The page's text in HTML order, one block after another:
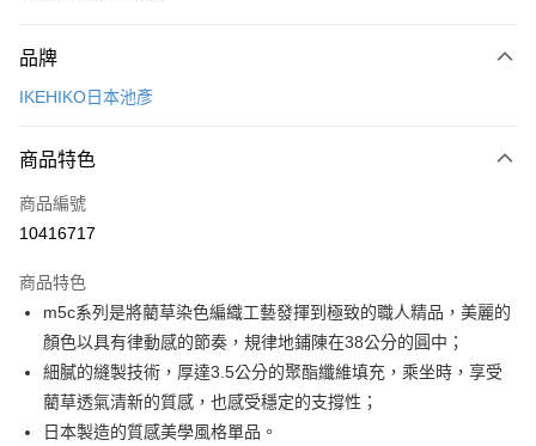
信用卡一次付款
Apple Pay
悠遊付
全盈+PAY
大哥付你分期
相關說明
【大哥付你分期使用說明】
1.本服務由台灣大哥大提供，台灣大哥大用戶可立即使用無須另外申請。
2.付款方式選擇「大哥付你分期」，訂單成立後會自動跳轉到大哥付的交易
ATM付款
品牌
IKEHIKO日本池彥
商品特色
商品編號
10416717
商品特色
m5c系列是將藺草染色編織工藝發揮到極致的職人精品，美麗的
顏色以具有律動感的節奏，規律地鋪陳在38公分的圓中；
細膩的縫製技術，厚達3.5公分的聚酯纖維填充，乘坐時，享受
藺草透氣清新的質感，也感受穩定的支撐性；
日本製造的質感美學風格單品。